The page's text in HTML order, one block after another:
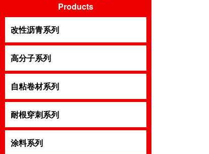
Products
改性沥青系列
高分子系列
自粘卷材系列
耐根穿刺系列
涂料系列